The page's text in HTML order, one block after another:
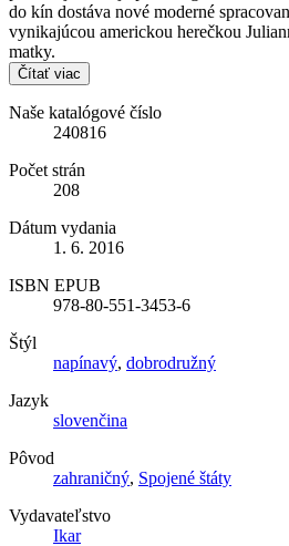
do kín dostáva nové moderné
vynikajúcou americkou herečkou
matky.
Čítať viac
Naše katalógové číslo
240816
Počet strán
208
Dátum vydania
1. 6. 2016
ISBN EPUB
978-80-551-3453-6
Štýl
napínavý, dobrodružný
Jazyk
slovenčina
Pôvod
zahraničný, Spojené štáty
Vydavateľstvo
Ikar